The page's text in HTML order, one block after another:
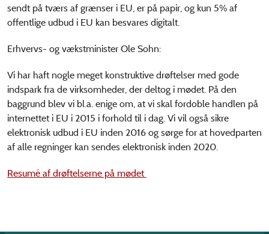
sendt på tværs af grænser i EU, er på papir, og kun 5% af
offentlige udbud i EU kan besvares digitalt.
Erhvervs- og vækstminister Ole Sohn:
Vi har haft nogle meget konstruktive drøftelser med gode
indspark fra de virksomheder, der deltog i mødet. På den
baggrund blev vi bl.a. enige om, at vi skal fordoble handlen på
internettet i EU i 2015 i forhold til i dag. Vi vil også sikre
elektronisk udbud i EU inden 2016 og sørge for at hovedparten
af alle regninger kan sendes elektronisk inden 2020.
Resumé af drøftelserne på mødet